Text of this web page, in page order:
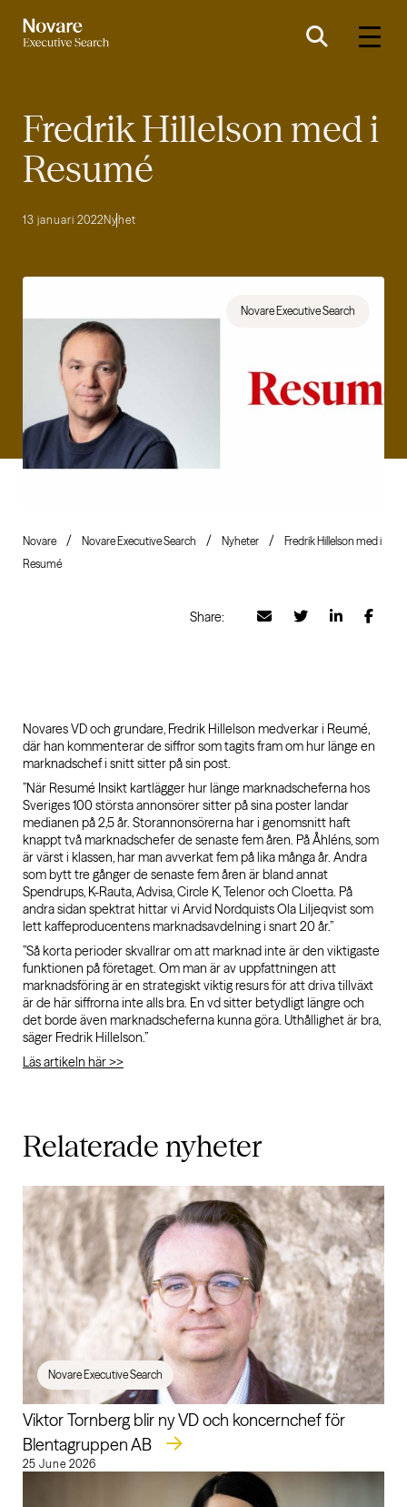
Fredrik Hillelson med i
Resumé
13 januari 2022Nyhet
Novare Executive Search
Novare Novare Executive Search Nyheter
Fredrik Hillelson med i
Resumé
Share:
Novares VD och grundare, Fredrik Hillelson medverkar i Reumé,
där han kommenterar de siffror som tagits fram om hur länge en
marknadschef i snitt sitter på sin post.
”När Resumé Insikt kartlägger hur länge marknadscheferna hos
Sveriges 100 största annonsörer sitter på sina poster landar
medianen på 2,5 år. Storannonsörerna har i genomsnitt haft
knappt två marknadschefer de senaste fem åren. På Åhléns, som
är värst i klassen, har man avverkat fem på lika många år. Andra
som bytt tre gånger de senaste fem åren är bland annat
Spendrups, K-Rauta, Advisa, Circle K, Telenor och Cloetta. På
andra sidan spektrat hittar vi Arvid Nordquists Ola Liljeqvist som
lett kaffeproducentens marknadsavdelning i snart 20 år.”
”Så korta perioder skvallrar om att marknad inte är den viktigaste
funktionen på företaget. Om man är av uppfattningen att
marknadsföring är en strategiskt viktig resurs för att driva tillväxt
är de här siffrorna inte alls bra. En vd sitter betydligt längre och
det borde även marknadscheferna kunna göra. Uthållighet är bra,
säger Fredrik Hillelson.”
Läs artikeln här >>
Relaterade nyheter
Novare Executive Search
Viktor Tornberg blir ny VD och koncernchef för
Blentagruppen AB
25 June 2026